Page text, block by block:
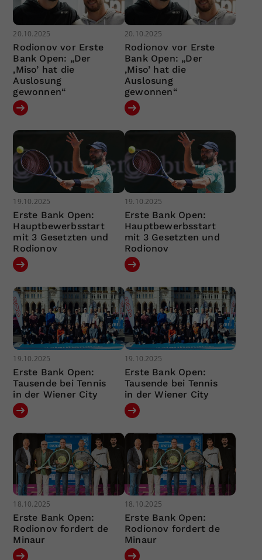
20.10.2025
Rodionov vor Erste
Bank Open: „Der
‚Miso’ hat die
Auslosung
gewonnen“
20.10.2025
Rodionov vor Erste
Bank Open: „Der
‚Miso’ hat die
Auslosung
gewonnen“
19.10.2025
Erste Bank Open:
Hauptbewerbsstart
mit 3 Gesetzten und
Rodionov
19.10.2025
Erste Bank Open:
Hauptbewerbsstart
mit 3 Gesetzten und
Rodionov
19.10.2025
Erste Bank Open:
Tausende bei Tennis
in der Wiener City
19.10.2025
Erste Bank Open:
Tausende bei Tennis
in der Wiener City
18.10.2025
Erste Bank Open:
Rodionov fordert de
Minaur
18.10.2025
Erste Bank Open:
Rodionov fordert de
Minaur